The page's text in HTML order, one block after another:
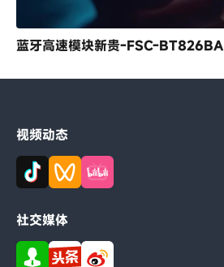
蓝牙高速模块新贵-FSC-BT826BA
视频动态
社交媒体